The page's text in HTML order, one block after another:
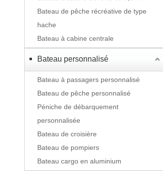
Bateau de pêche récréative de type
hache
Bateau à cabine centrale
Bateau personnalisé
Bateau à passagers personnalisé
Bateau de pêche personnalisé
Péniche de débarquement
personnalisée
Bateau de croisière
Bateau de pompiers
Bateau cargo en aluminium